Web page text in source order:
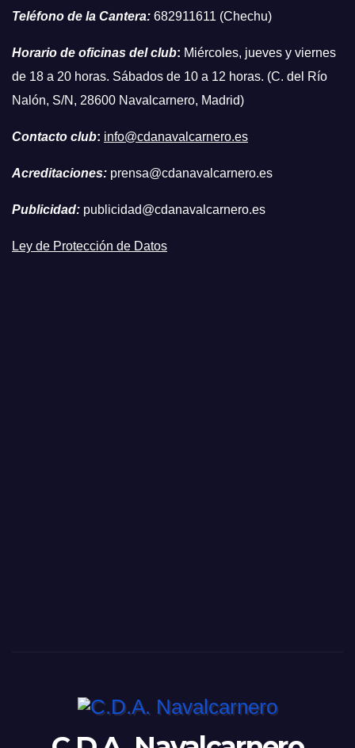
Teléfono de la Cantera: 682911611 (Chechu)
Horario de oficinas del club: Miércoles, jueves y viernes
de 18 a 20 horas. Sábados de 10 a 12 horas. (C. del Río
Nalón, S/N, 28600 Navalcarnero, Madrid)
Contacto club: info@cdanavalcarnero.es
Acreditaciones: prensa@cdanavalcarnero.es
Publicidad: publicidad@cdanavalcarnero.es
Ley de Protección de Datos